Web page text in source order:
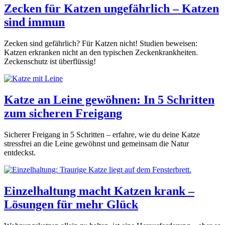
Zecken für Katzen ungefährlich – Katzen
sind immun
Zecken sind gefährlich? Für Katzen nicht! Studien beweisen:
Katzen erkranken nicht an den typischen Zeckenkrankheiten.
Zeckenschutz ist überflüssig!
Katze an Leine gewöhnen: In 5 Schritten
zum sicheren Freigang
Sicherer Freigang in 5 Schritten – erfahre, wie du deine Katze
stressfrei an die Leine gewöhnst und gemeinsam die Natur
entdeckst.
Einzelhaltung macht Katzen krank –
Lösungen für mehr Glück